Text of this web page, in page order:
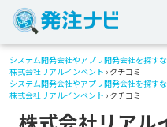
システム開発会社やアプリ開発会社を探す
株式会社リアルインベント › クチコミ
システム開発会社やアプリ開発会社を探す
株式会社リアルインベント › クチコミ